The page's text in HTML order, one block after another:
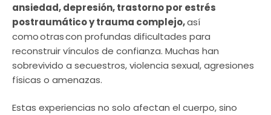
ansiedad, depresión, trastorno por estrés
postraumático y trauma complejo,así
como otras con profundas dificultades para
reconstruir vínculos de confianza. Muchas han
sobrevivido a secuestros, violencia sexual, agresiones
físicas o amenazas.
Estas experiencias no solo afectan el cuerpo, sino